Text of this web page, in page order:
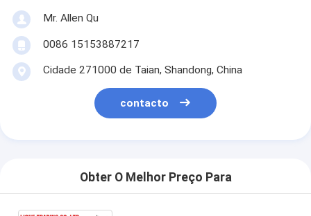
Mr. Allen Qu
0086 15153887217
Cidade 271000 de Taian, Shandong, China
contacto
Obter O Melhor Preço Para